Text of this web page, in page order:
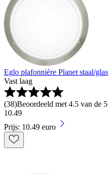
Eglo plafonnière Planet staal/glas
Vast laag
(38)Beoordeeld met 4.5 van de
10.49
Prijs: 10.49 euro